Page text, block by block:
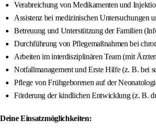
Verabreichung von Medikamenten und
Assistenz bei medizinischen Untersuchungen
Betreuung und Unterstützung der Familien
Durchführung von Pflegemaßnahmen bei
Arbeiten im interdisziplinären Team (mit
Notfallmanagement und Erste Hilfe (z. B. bei
Pflege von Frühgeborenen auf der
Förderung der kindlichen Entwicklung (z. B.
Deine Einsatzmöglichkeiten: